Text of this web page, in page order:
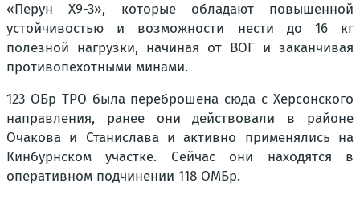
«Перун Х9-3», которые обладают повышенной
устойчивостью и возможности нести до 16 кг
полезной нагрузки, начиная от ВОГ и заканчивая
противопехотными минами.
123 ОБр ТРО была переброшена сюда с Херсонского
направления, ранее они действовали в районе
Очакова и Станислава и активно применялись на
Кинбурнском участке. Сейчас они находятся в
оперативном подчинении 118 ОМБр.